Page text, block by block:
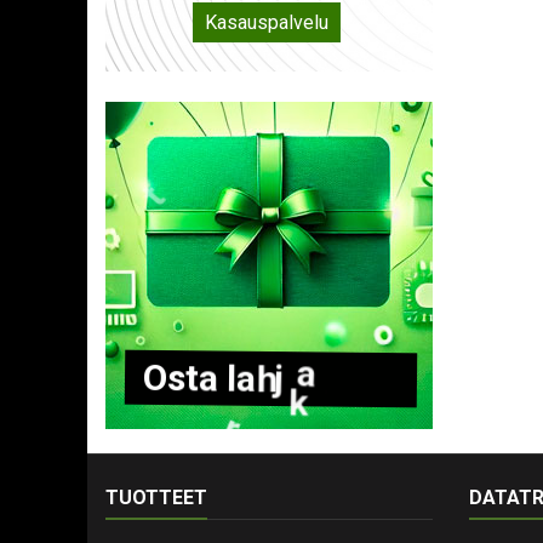
Kasauspalvelu
Osta lahj ak
TUOTTEET